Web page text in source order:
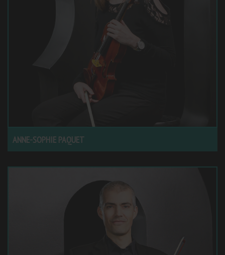
ANNE-SOPHIE PAQUET